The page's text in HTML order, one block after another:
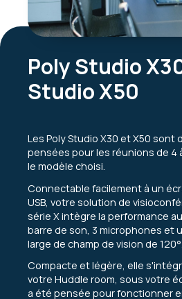
Poly Studio
Studio X50
Les Poly Studio X30 et X50 sont
pensées pour les réunions de 4
le modèle choisi.
Connectable facilement à un
USB, votre solution de
série X intègre la performance
barre de son, 3 microphones et
large de champ de vision de 120°.
Compacte et légère, elle
votre Huddle room, sous votre
a été pensée pour fonctionner